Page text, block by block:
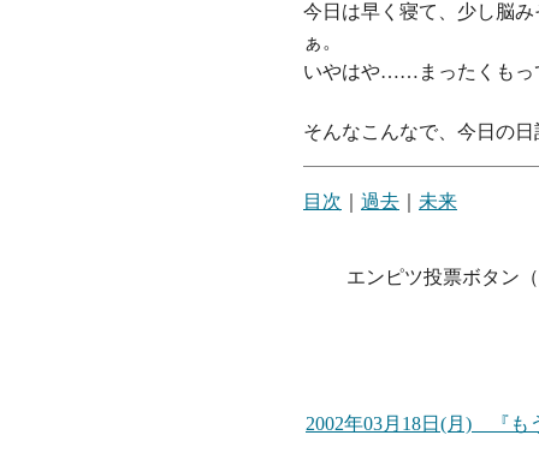
今日は早く寝て、少し脳
ぁ。
いやはや……まったくもっ
そんなこんなで、今日の
目次 過去 未来
エンピツ投票ボタン
2002年03月18日(月) 『も